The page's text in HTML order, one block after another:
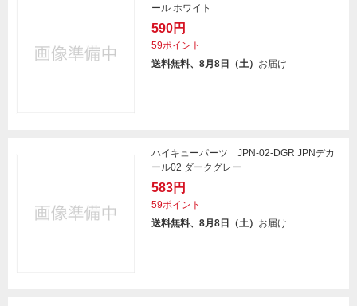
ール ホワイト
590円
59ポイント
送料無料、8月8日（土） お届け
ハイキューパーツ JPN-02-DGR JPNデカ
ール02 ダークグレー
583円
59ポイント
送料無料、8月8日（土） お届け